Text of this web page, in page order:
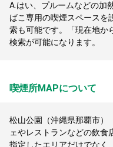
A. はい、プルームなどの加
ばこ専用の喫煙スペースを
索も可能です。「現在地か
検索が可能になります。
喫煙所MAPについて
松山公園（沖縄県那覇市）
ェやレストランなどの飲食
指定したエリアだけでなく